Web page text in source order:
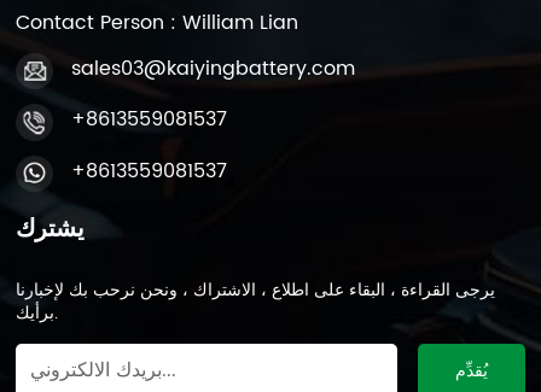
Contact Person : William Lian
sales03@kaiyingbattery.com
+8613559081537
+8613559081537
يشترك
يرجى القراءة ، البقاء على اطلاع ، الاشتراك ، ونحن نرحب بك لإخبارنا
برأيك.